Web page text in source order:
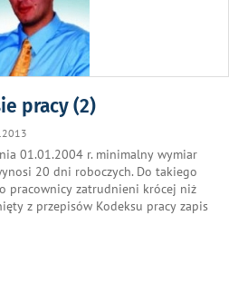
pracy (2)
01.01.2004 r. minimalny wymiar
20 dni roboczych. Do takiego
pracownicy zatrudnieni krócej niż
z przepisów Kodeksu pracy zapis